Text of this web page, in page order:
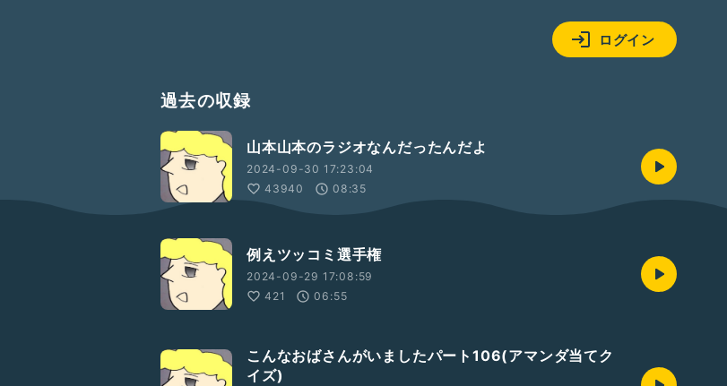
ログイン
過去の収録
山本山本のラジオなんだったんだよ
2024-09-30 17:23:04
43940
08:35
例えツッコミ選手権
2024-09-29 17:08:59
421
06:55
こんなおばさんがいましたパート106(アマンダ当てク
イズ)